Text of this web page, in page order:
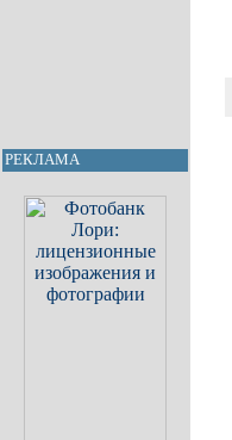
РЕКЛАМА